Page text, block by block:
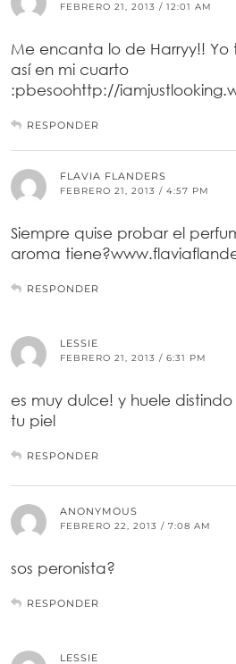
FEBRERO 21, 2013 / 12:01 AM
Me encanta lo de Harryy!!
así en mi cuarto
:pbesoohttp://
RESPONDER
FLAVIA FLANDERS
FEBRERO 21, 2013 / 4:57 PM
Siempre quise probar el
aroma
RESPONDER
LESSIE
FEBRERO 21, 2013 / 6:31 PM
es muy dulce! y huele
tu piel
RESPONDER
ANONYMOUS
FEBRERO 22, 2013 / 7:08 AM
sos peronista?
RESPONDER
LESSIE